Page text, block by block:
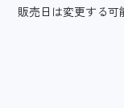
販売日は変更する可